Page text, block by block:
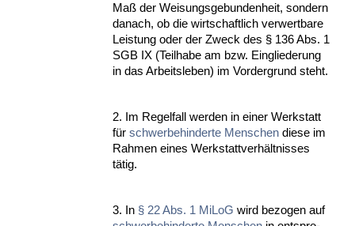
Maß der Wei­sungs­ge­bun­den­heit, son­dern
da­nach, ob die wirt­schaft­lich ver­wert­ba­re
Leis­tung oder der Zweck des § 136 Abs. 1
SGB IX (Teil­ha­be am bzw. Ein­glie­de­rung
in das Ar­beits­le­ben) im Vor­der­grund steht.
2. Im Re­gel­fall wer­den in ei­ner Werk­statt
für schwer­be­hin­der­te Men­schen die­se im
Rah­men ei­nes Werk­statt­verhält­nis­ses
tätig.
3. In § 22 Abs. 1 Mi­LoG wird be­zo­gen auf